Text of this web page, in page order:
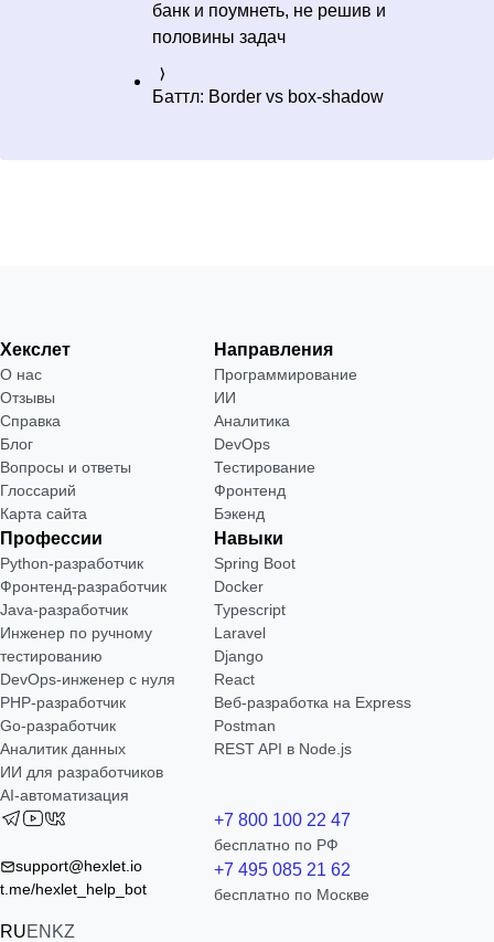
банк и поумнеть, не решив и
половины задач
Баттл: Border vs box-shadow
Хекслет
О нас
Отзывы
Справка
Блог
Вопросы и ответы
Глоссарий
Карта сайта
Направления
Программирование
ИИ
Аналитика
DevOps
Тестирование
Фронтенд
Бэкенд
Профессии
Python-разработчик
Фронтенд-разработчик
Java-разработчик
Инженер по ручному
тестированию
DevOps-инженер с нуля
РНР-разработчик
Go-разработчик
Аналитик данных
ИИ для разработчиков
AI-автоматизация
Навыки
Spring Boot
Docker
Typescript
Laravel
Django
React
Веб-разработка на Express
Postman
REST API в Node.js
support@hexlet.io
t.me/hexlet_help_bot
RUEN KZ
+7 800 100 22 47
бесплатно по РФ
+7 495 085 21 62
бесплатно по Москве